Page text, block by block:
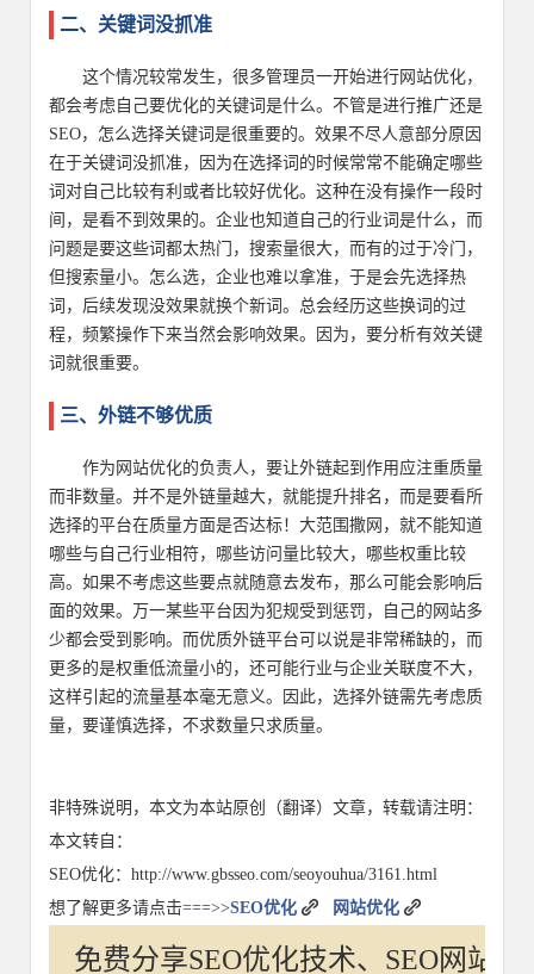
二、关键词没抓准
这个情况较常发生，很多管理员一开始进行网站优化，
都会考虑自己要优化的关键词是什么。不管是进行推广还是
SEO，怎么选择关键词是很重要的。效果不尽人意部分原因
在于关键词没抓准，因为在选择词的时候常常不能确定哪些
词对自己比较有利或者比较好优化。这种在没有操作一段时
间，是看不到效果的。企业也知道自己的行业词是什么，而
问题是要这些词都太热门，搜索量很大，而有的过于冷门，
但搜索量小。怎么选，企业也难以拿准，于是会先选择热
词，后续发现没效果就换个新词。总会经历这些换词的过
程，频繁操作下来当然会影响效果。因为，要分析有效关键
词就很重要。
三、外链不够优质
作为网站优化的负责人，要让外链起到作用应注重质量
而非数量。并不是外链量越大，就能提升排名，而是要看所
选择的平台在质量方面是否达标！大范围撒网，就不能知道
哪些与自己行业相符，哪些访问量比较大，哪些权重比较
高。如果不考虑这些要点就随意去发布，那么可能会影响后
面的效果。万一某些平台因为犯规受到惩罚，自己的网站多
少都会受到影响。而优质外链平台可以说是非常稀缺的，而
更多的是权重低流量小的，还可能行业与企业关联度不大，
这样引起的流量基本毫无意义。因此，选择外链需先考虑质
量，要谨慎选择，不求数量只求质量。
非特殊说明，本文为本站原创（翻译）文章，转载请注明：
本文转自：
SEO优化：http://www.gbsseo.com/seoyouhua/3161.html
想了解更多请点击===>>SEO优化 网站优化
免费分享SEO优化技术、SEO网站